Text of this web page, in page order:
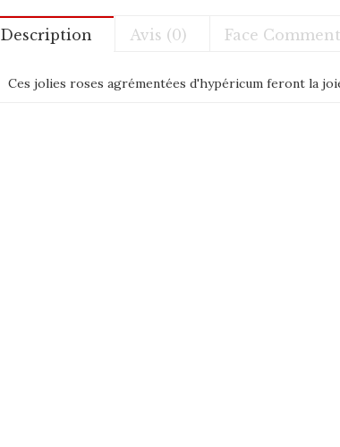
Description Avis (0) Face
Ces jolies roses agrémentées d'hypéricum feront la